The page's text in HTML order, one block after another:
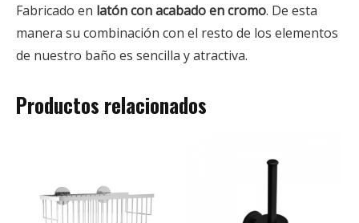
Fabricado en latón con acabado en cromo. De esta
manera su combinación con el resto de los elementos
de nuestro baño es sencilla y atractiva.
Productos relacionados